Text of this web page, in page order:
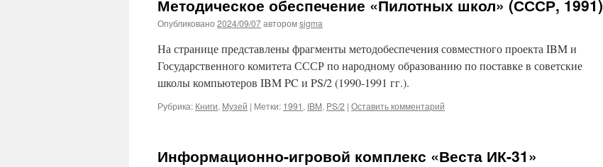
Методическое обеспечение «Пилотных школ» (СССР, 1991)
Опубликовано 2024/09/07авторомsigma
На странице представлены фрагменты методобеспечения совместного проекта IBM и
Государственного комитета СССР по народному образованию по поставке в советские
школы компьютеров IBM PC и PS/2 (1990-1991 гг.).
Рубрика: Книги, Музей | Метки: 1991 , IBM, PS/2 | Оставить комментарий
Информационно-игровой комплекс «Веста ИК-31»